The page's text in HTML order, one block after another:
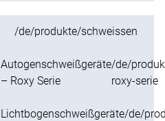
/de/produkte/schweissen
Autogenschweißgeräte
– Roxy Serie
/de/
roxy-serie
Lichtbogenschweißgeräte/de/